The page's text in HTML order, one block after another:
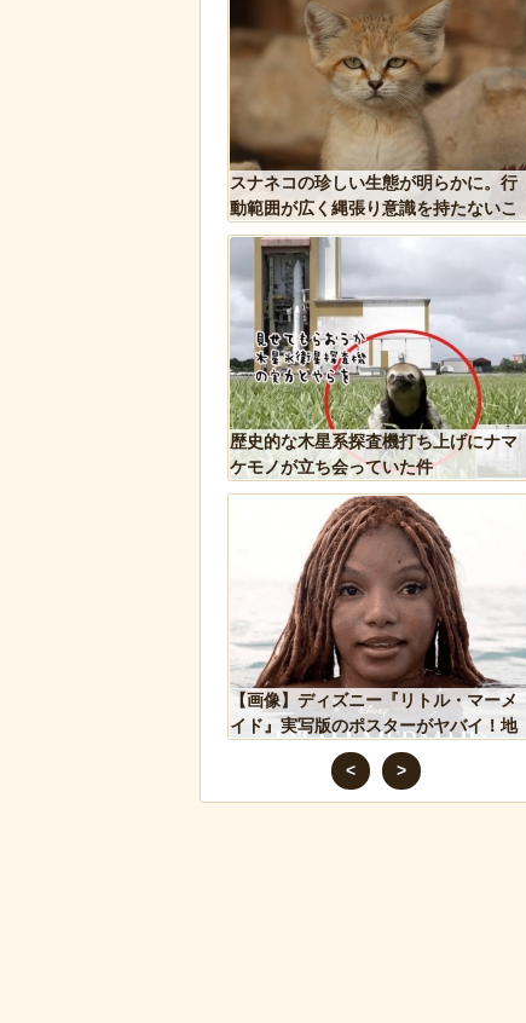
スナネコの珍しい生態が明らかに。行
動範囲が広く縄張り意識を持たないこ
とが判明
歴史的な木星系探査機打ち上げにナマ
ケモノが立ち会っていた件
【画像】ディズニー『リトル・マーメ
イド』実写版のポスターがヤバイ！地
獄の黙示録みたい
< >